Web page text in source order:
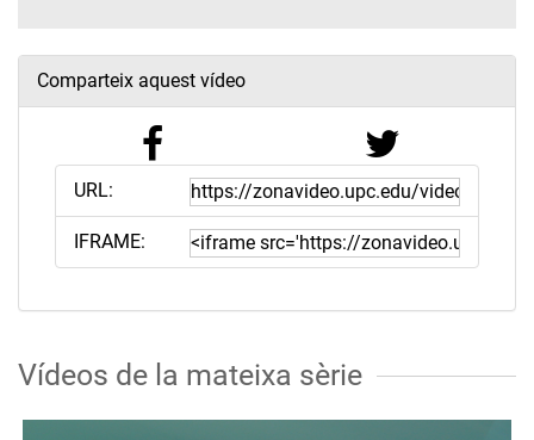
Comparteix aquest vídeo
URL:
IFRAME:
Vídeos de la mateixa sèrie